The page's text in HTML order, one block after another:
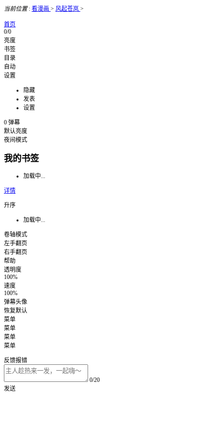
当前位置: 看漫画 > 风起苍岚 >
首页
0/0
亮度
书签
目录
自动
设置
隐藏
发表
设置
0 弹幕
默认亮度
夜间模式
我的书签
加载中...
详情
升序
加载中...
卷轴模式
左手翻页
右手翻页
帮助
透明度
100%
速度
100%
弹幕头像
恢复默认
菜单
菜单
菜单
菜单
反馈报错
0/20
发送